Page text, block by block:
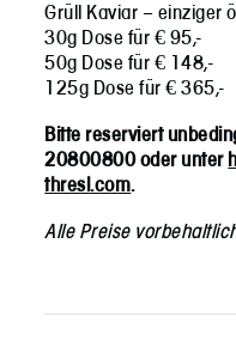
Grüll Kaviar – einziger
30g Dose für € 95,-
50g Dose für € 148,-
125g Dose für € 365,-
Bitte reserviert
20800800 oder unter
thresl.com.
Alle Preise